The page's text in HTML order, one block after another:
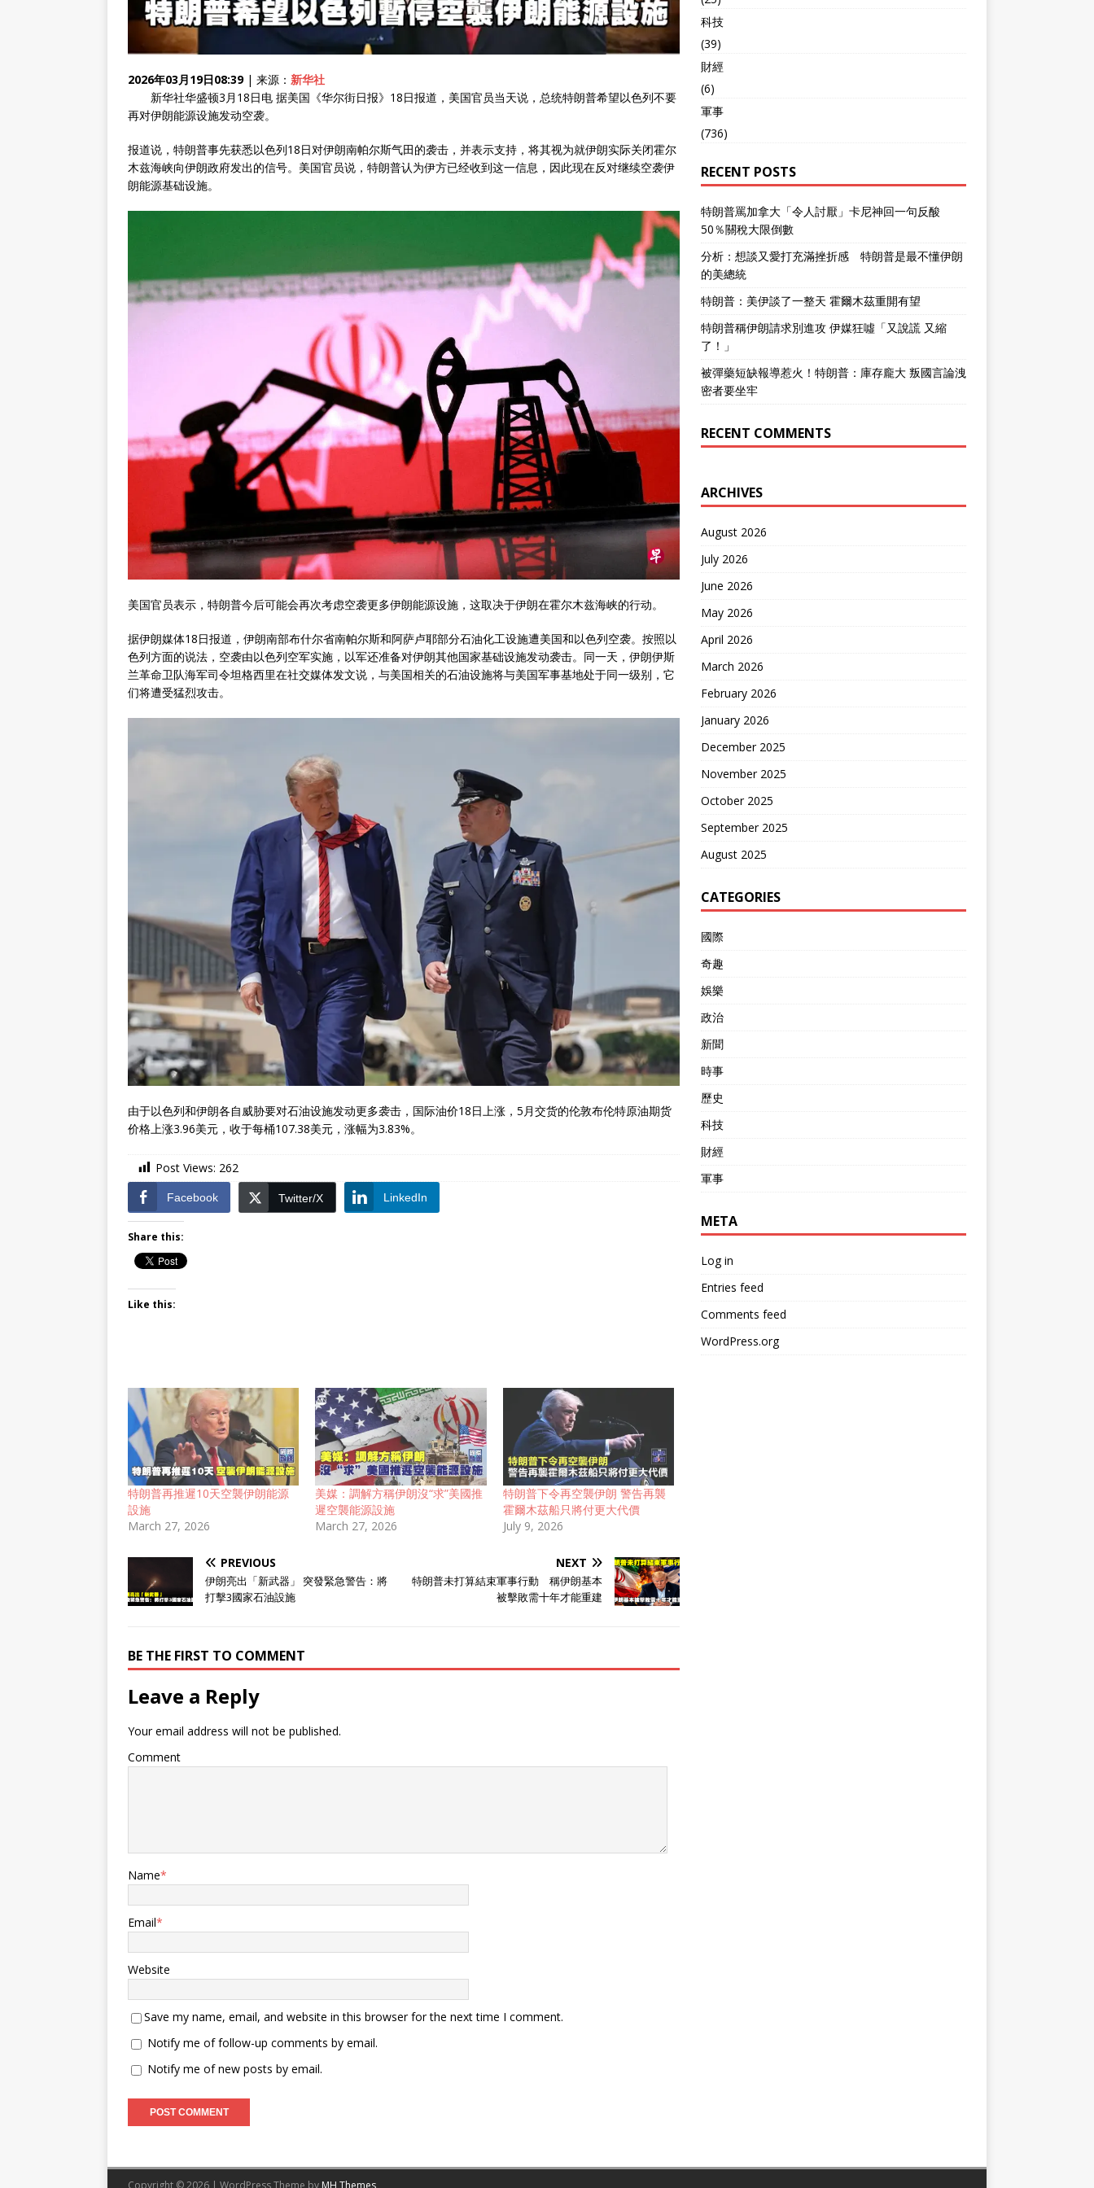
2026年03月19日08:39| 来源： 新华社
新华社华盛顿3月18日电 据美国《华尔街日报》18日报道，美国官员当天说，总统特朗普希望以色列不要
再对伊朗能源设施发动空袭。
报道说，特朗普事先获悉以色列18日对伊朗南帕尔斯气田的袭击，并表示支持，将其视为就伊朗实际关闭霍尔
木兹海峡向伊朗政府发出的信号。美国官员说，特朗普认为伊方已经收到这一信息，因此现在反对继续空袭伊
朗能源基础设施。
美国官员表示，特朗普今后可能会再次考虑空袭更多伊朗能源设施，这取决于伊朗在霍尔木兹海峡的行动。
据伊朗媒体18日报道，伊朗南部布什尔省南帕尔斯和阿萨卢耶部分石油化工设施遭美国和以色列空袭。按照以
色列方面的说法，空袭由以色列空军实施，以军还准备对伊朗其他国家基础设施发动袭击。同一天，伊朗伊斯
兰革命卫队海军司令坦格西里在社交媒体发文说，与美国相关的石油设施将与美国军事基地处于同一级别，它
们将遭受猛烈攻击。
由于以色列和伊朗各自威胁要对石油设施发动更多袭击，国际油价18日上涨，5月交货的伦敦布伦特原油期货
价格上涨3.96美元，收于每桶107.38美元，涨幅为3.83%。
Post Views: 262
Facebook Twitter/X LinkedIn
Share this:
Like this:
特朗普再推遲10天空襲伊朗能源
設施
March 27, 2026
美媒：調解方稱伊朗沒“求”美國推
遲空襲能源設施
March 27, 2026
特朗普下令再空襲伊朗 警告再襲
霍爾木茲船只將付更大代價
July 9, 2026
PREVIOUS
伊朗亮出「新武器」 突發緊急警告：將
打擊3國家石油設施
NEXT
特朗普未打算結束軍事行動 稱伊朗基本
被擊敗需十年才能重建
BE THE FIRST TO COMMENT
Leave a Reply
Your email address will not be published.
Comment
Name*
Email*
Website
Save my name, email, and website in this browser for the next time I comment.
Notify me of follow-up comments by email.
Notify me of new posts by email.
科技
(39)
財經
(6)
軍事
(736)
RECENT POSTS
特朗普罵加拿大「令人討厭」卡尼神回一句反酸
50％關稅大限倒數
分析：想談又愛打充滿挫折感 特朗普是最不懂伊朗
的美總統
特朗普：美伊談了一整天 霍爾木茲重開有望
特朗普稱伊朗請求別進攻 伊媒狂噓「又說謊 又縮
了！」
被彈藥短缺報導惹火！特朗普：庫存龐大 叛國言論洩
密者要坐牢
RECENT COMMENTS
ARCHIVES
August 2026
July 2026
June 2026
May 2026
April 2026
March 2026
February 2026
January 2026
December 2025
November 2025
October 2025
September 2025
August 2025
CATEGORIES
國際
奇趣
娛樂
政治
新聞
時事
歷史
科技
財經
軍事
META
Log in
Entries feed
Comments feed
WordPress.org